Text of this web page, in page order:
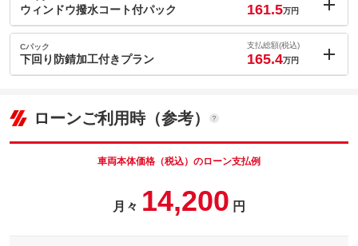
(税込)
車両本体価
151.8万円
このパックの見積もり依頼（無料）
ウィンドウ撥水コート付パック 161.5万円
内：オプシ
ョン価格
(税込)
車両本体価
パック内容
Cパック
下回り防錆加工付きプラン
支払総額(税込)
165.4万円
車両本体価
151.8
ローンご利用時（参考）
車両本体価格（税込）のローン支払例
月々 14,200 円